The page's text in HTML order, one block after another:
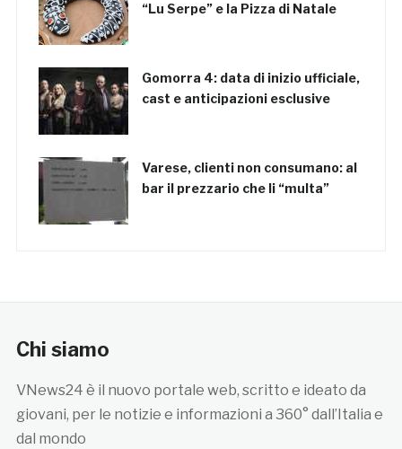
“Lu Serpe” e la Pizza di Natale
Gomorra 4: data di inizio ufficiale,
cast e anticipazioni esclusive
Varese, clienti non consumano: al
bar il prezzario che li “multa”
Chi siamo
VNews24 è il nuovo portale web, scritto e ideato da
giovani, per le notizie e informazioni a 360° dall’Italia e
dal mondo